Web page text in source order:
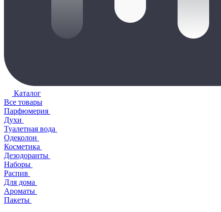
Каталог
Все товары
Парфюмерия
Духи
Туалетная вода
Одеколон
Косметика
Дезодоранты
Наборы
Распив
Для дома
Ароматы
Пакеты